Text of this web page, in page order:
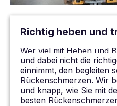
Richtig heben und
Wer viel mit Heben und
und dabei nicht die
einnimmt, den begleiten
Rückenschmerzen. Wir
und knapp, wie Sie mit
besten